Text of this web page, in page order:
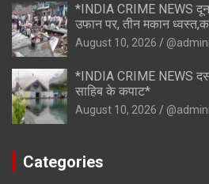
*INDIA CRIME NEWS दून
उफान पर, तीन मकान
August 10, 2026
*INDIA CRIME NEWS
साहिब के कपाट*
August 10, 2026
Categories